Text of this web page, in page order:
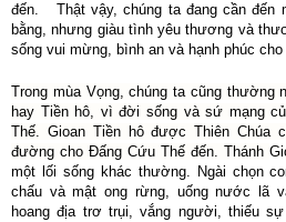
đến. Thật vậy, chúng ta đang cần đến
bằng, nhưng giàu tình yêu thương và
sống vui mừng, bình an và hạnh phúc cho
Trong mùa Vọng, chúng ta cũng thường
hay Tiền hô, vì đời sống và sứ mạng
Thế. Gioan Tiền hô được Thiên Chúa
đường cho Đấng Cứu Thế đến. Thánh
một lối sống khác thường. Ngài chọn
chấu và mật ong rừng, uống nước lã
hoang địa trơ trụi, vắng người, thiếu